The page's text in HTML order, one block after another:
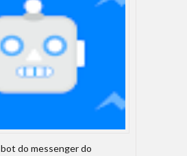
do messenger do